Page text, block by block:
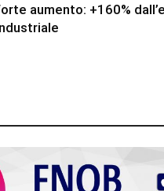
aumento: +160%